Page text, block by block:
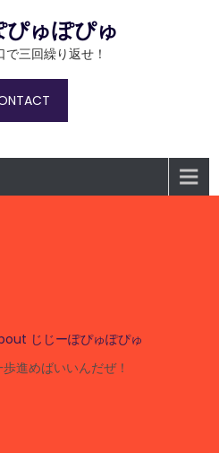
ぴゅぽぴゅ
で三回繰り返せ！
じじーぽぴゅぽぴゅ
進めばいいんだぜ！